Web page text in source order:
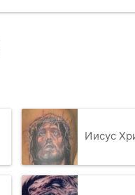
Иисус